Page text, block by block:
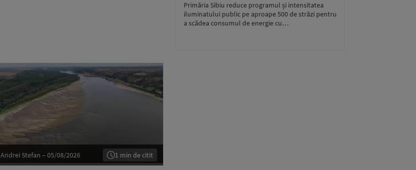
Primăria Sibiu reduce programul și intensitatea
iluminatului public pe aproape 500 de străzi pentru
a scădea consumul de energie cu…
Andrei Stefan – 05/08/2026 1 min de citit